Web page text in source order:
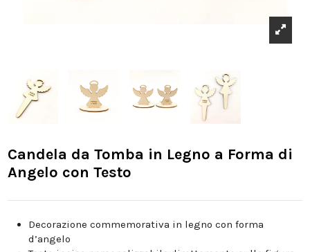
Candela da Tomba in Legno a Forma di
Angelo con Testo
Decorazione commemorativa in legno con forma
d’angelo